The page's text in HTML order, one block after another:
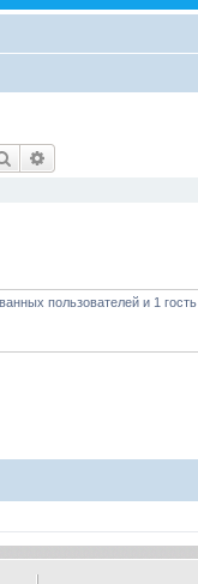
Поиск
пользователей и 1 гость